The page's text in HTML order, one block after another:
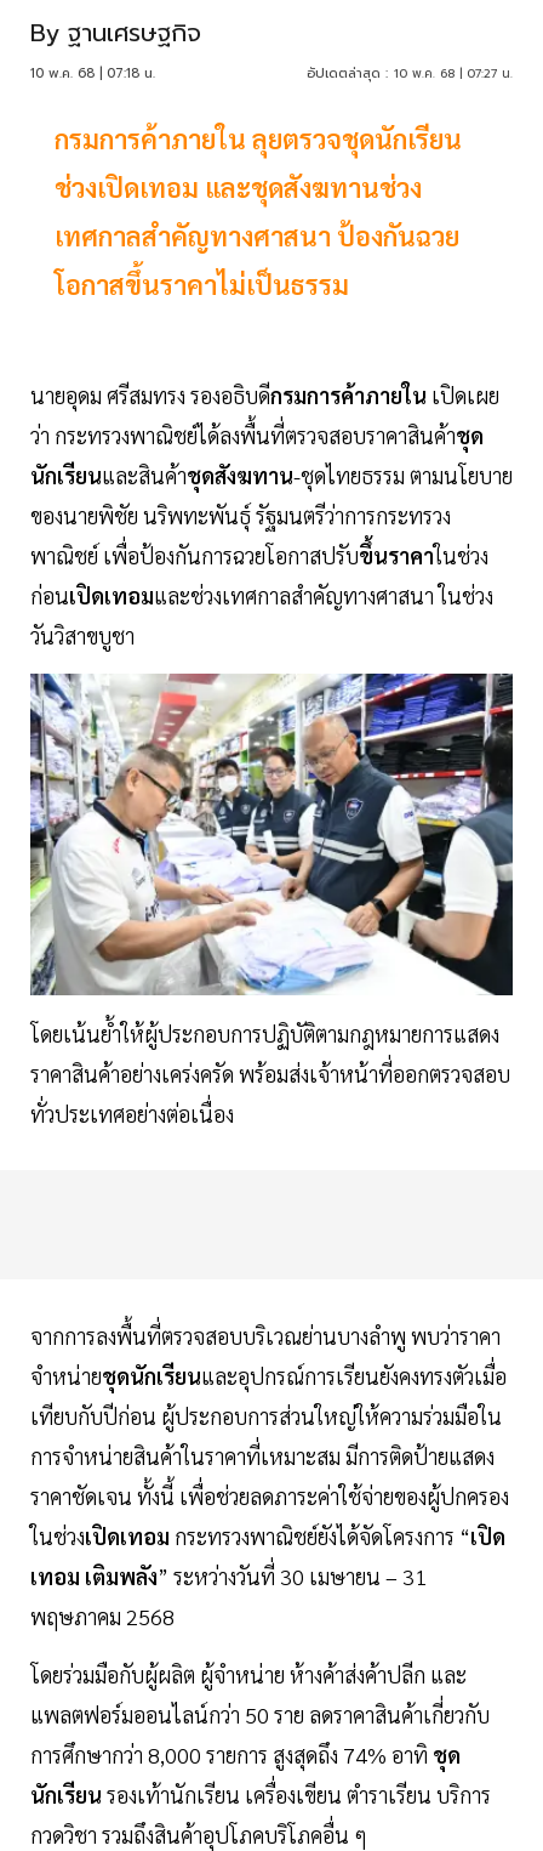
By ฐานเศรษฐกิจ
10 พ.ค. 68 | 07:18 น. อัปเดตล่าสุด : 10 พ.ค. 68 | 07:27 น.
กรมการค้าภายใน ลุยตรวจชุดนักเรียน
ช่วงเปิดเทอม และชุดสังฆทานช่วง
เทศกาลสำคัญทางศาสนา ป้องกันฉวย
โอกาสขึ้นราคาไม่เป็นธรรม
นายอุดม ศรีสมทรง รองอธิบดีกรมการค้าภายใน เปิดเผย
ว่า กระทรวงพาณิชย์ได้ลงพื้นที่ตรวจสอบราคาสินค้าชุด
นักเรียนและสินค้าชุดสังฆทาน-ชุดไทยธรรม ตามนโยบาย
ของนายพิชัย นริพทะพันธุ์ รัฐมนตรีว่าการกระทรวง
พาณิชย์ เพื่อป้องกันการฉวยโอกาสปรับขึ้นราคาในช่วง
ก่อนเปิดเทอมและช่วงเทศกาลสำคัญทางศาสนา ในช่วง
วันวิสาขบูชา
โดยเน้นย้ำให้ผู้ประกอบการปฏิบัติตามกฎหมายการแสดง
ราคาสินค้าอย่างเคร่งครัด พร้อมส่งเจ้าหน้าที่ออกตรวจสอบ
ทั่วประเทศอย่างต่อเนื่อง
จากการลงพื้นที่ตรวจสอบบริเวณย่านบางลำพู พบว่าราคา
จำหน่ายชุดนักเรียนและอุปกรณ์การเรียนยังคงทรงตัวเมื่อ
เทียบกับปีก่อน ผู้ประกอบการส่วนใหญ่ให้ความร่วมมือใน
การจำหน่ายสินค้าในราคาที่เหมาะสม มีการติดป้ายแสดง
ราคาชัดเจน ทั้งนี้ เพื่อช่วยลดภาระค่าใช้จ่ายของผู้ปกครอง
ในช่วงเปิดเทอม กระทรวงพาณิชย์ยังได้จัดโครงการ “เปิด
เทอม เติมพลัง” ระหว่างวันที่ 30 เมษายน – 31
พฤษภาคม 2568
โดยร่วมมือกับผู้ผลิต ผู้จำหน่าย ห้างค้าส่งค้าปลีก และ
แพลตฟอร์มออนไลน์กว่า 50 ราย ลดราคาสินค้าเกี่ยวกับ
การศึกษากว่า 8,000 รายการ สูงสุดถึง 74% อาทิ ชุด
นักเรียน รองเท้านักเรียน เครื่องเขียน ตำราเรียน บริการ
กวดวิชา รวมถึงสินค้าอุปโภคบริโภคอื่น ๆ